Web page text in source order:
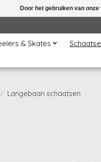
& Skates
/ Langebaan schaatsen
Door het gebruiken van